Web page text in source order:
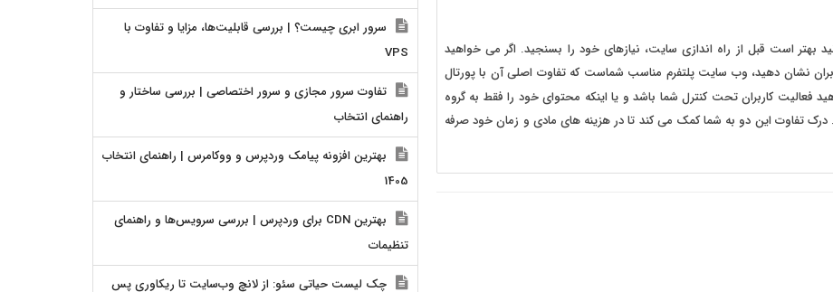
است قبل از راه اندازی سایت، نیازهای خود را بسنجید. اگر می خواهید
نشان دهید، وب سایت پلتفرم مناسب شماست که تفاوت اصلی آن با پورتال
فعالیت کاربران تحت کنترل شما باشد و یا اینکه محتوای خود را فقط به گروه
درک تفاوت این دو به شما کمک می کند تا در هزینه های مادی و زمان خود صرفه
سرور ابری چیست؟ | بررسی قابلیت‌ها، مزایا و تفاوت با
VPS
تفاوت سرور مجازی و سرور اختصاصی | بررسی ساختار و
راهنمای انتخاب
بهترین افزونه پیامک وردپرس و ووکامرس | راهنمای انتخاب
1405
بهترین CDN برای وردپرس | بررسی سرویس‌ها و راهنمای
تنظیمات
چک لیست حیاتی سئو: از لانچ وب‌سایت تا ریکاوری پس